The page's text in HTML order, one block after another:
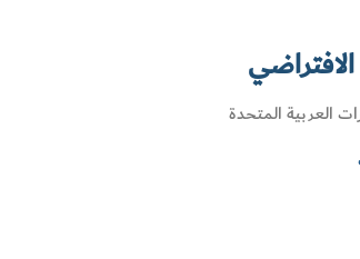
العربية المتحدة